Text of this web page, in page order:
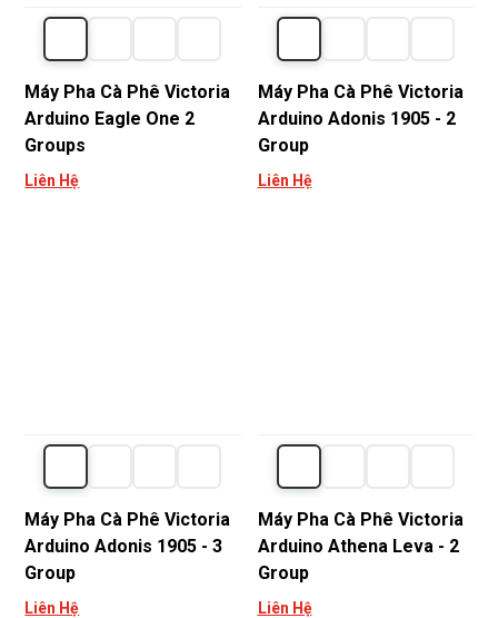
Máy Pha Cà Phê Victoria
Arduino Eagle One 2
Groups
Liên Hệ
Máy Pha Cà Phê Victoria
Arduino Adonis 1905 - 2
Group
Liên Hệ
Máy Pha Cà Phê Victoria
Arduino Adonis 1905 - 3
Group
Liên Hệ
Máy Pha Cà Phê Victoria
Arduino Athena Leva - 2
Group
Liên Hệ